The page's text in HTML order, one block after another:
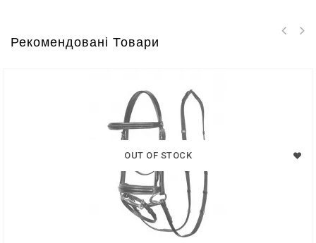
Рекомендовані Товари
OUT OF STOCK